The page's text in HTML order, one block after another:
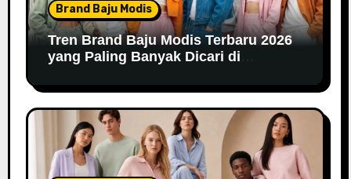
Brand Baju Modis
Tren Brand Baju Modis Terbaru 2026
yang Paling Banyak Dicari di